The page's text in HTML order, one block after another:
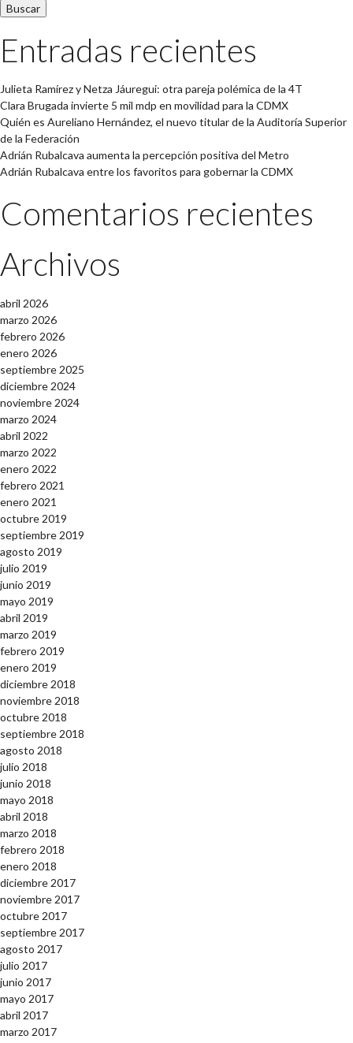
Entradas recientes
Julieta Ramírez y Netza Jáuregui: otra pareja polémica de la 4T
Clara Brugada invierte 5 mil mdp en movilidad para la CDMX
Quién es Aureliano Hernández, el nuevo titular de la Auditoría Superior
de la Federación
Adrián Rubalcava aumenta la percepción positiva del Metro
Adrián Rubalcava entre los favoritos para gobernar la CDMX
Comentarios recientes
Archivos
abril 2026
marzo 2026
febrero 2026
enero 2026
septiembre 2025
diciembre 2024
noviembre 2024
marzo 2024
abril 2022
marzo 2022
enero 2022
febrero 2021
enero 2021
octubre 2019
septiembre 2019
agosto 2019
julio 2019
junio 2019
mayo 2019
abril 2019
marzo 2019
febrero 2019
enero 2019
diciembre 2018
noviembre 2018
octubre 2018
septiembre 2018
agosto 2018
julio 2018
junio 2018
mayo 2018
abril 2018
marzo 2018
febrero 2018
enero 2018
diciembre 2017
noviembre 2017
octubre 2017
septiembre 2017
agosto 2017
julio 2017
junio 2017
mayo 2017
abril 2017
marzo 2017